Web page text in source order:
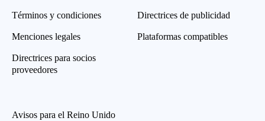
Términos y condiciones
Menciones legales
Directrices para socios
proveedores
Directrices de publicidad
Plataformas compatibles
Avisos para el Reino Unido